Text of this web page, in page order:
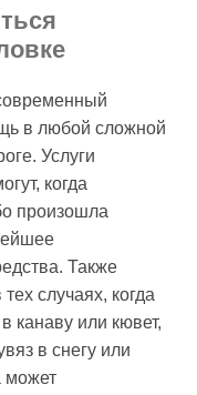
в любой сложной
Услуги
когда
произошла
Также
случаях, когда
канаву или кювет,
в снегу или
может